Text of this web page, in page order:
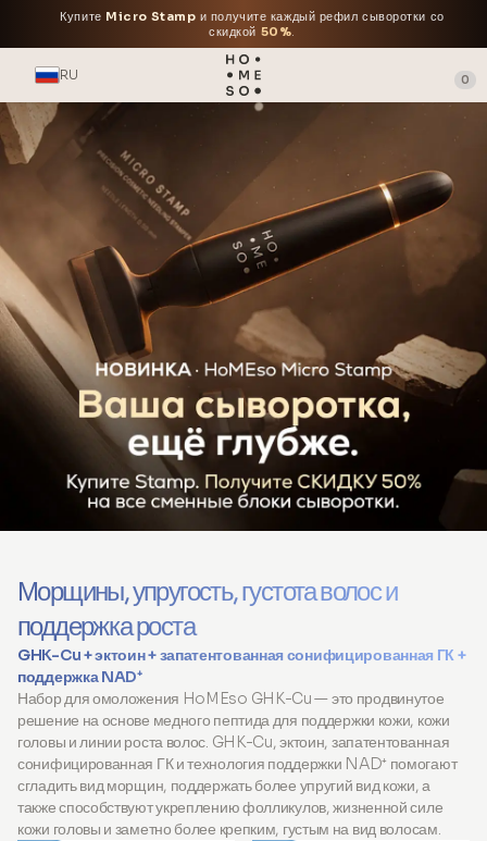
Купите Micro Stamp и получите каждый рефил сыворотки со
скидкой 50%.
RU 0
Морщины, упругость, густота волос и
поддержка роста
GHK-Cu + эктоин + запатентованная сонифицированная ГК +
поддержка NAD⁺
Набор для омоложения HoMEso GHK-Cu — это продвинутое
решение на основе медного пептида для поддержки кожи, кожи
головы и линии роста волос. GHK-Cu, эктоин, запатентованная
сонифицированная ГК и технология поддержки NAD⁺ помогают
сгладить вид морщин, поддержать более упругий вид кожи, а
также способствуют укреплению фолликулов, жизненной силе
кожи головы и заметно более крепким, густым на вид волосам.